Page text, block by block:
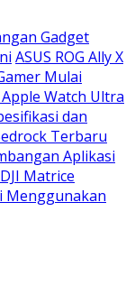
Gadget
ASUS ROG Ally X
Mulai
Watch Ultra
dan
Terbaru
Aplikasi
Matrice
Menggunakan